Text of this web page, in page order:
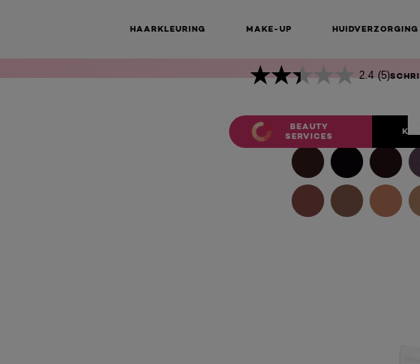
HAARKLEURING MAKE-UP HUIDVERZORGING
VIOLET
2.4 (5)
BEAUTY
SERVICES